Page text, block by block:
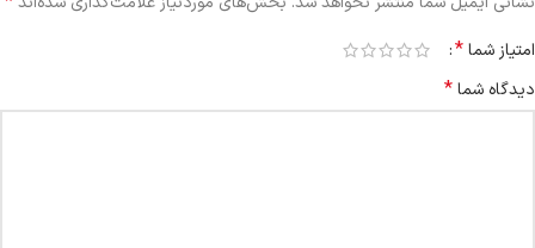
امتیاز شما*
دیدگاه شما*